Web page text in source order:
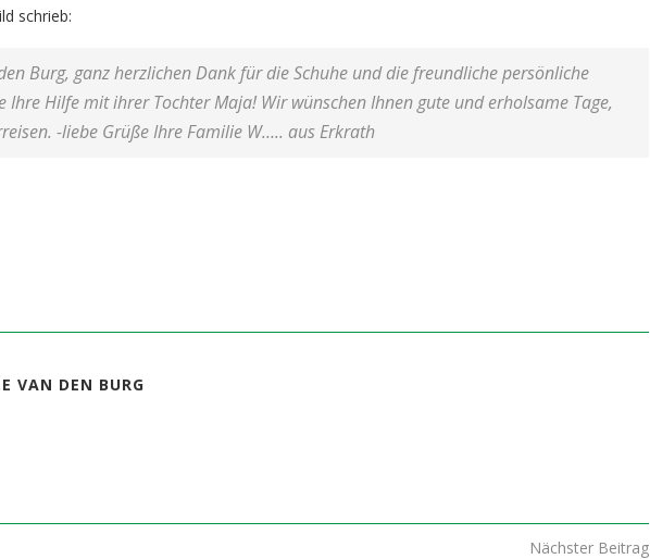
schrieb:
Burg, ganz herzlichen Dank für die Schuhe und die freundliche persönliche
Ihre Hilfe mit ihrer Tochter Maja! Wir wünschen Ihnen gute und erholsame Tage,
-liebe Grüße Ihre Familie W….. aus Erkrath
VAN DEN BURG
Nächster Beitrag